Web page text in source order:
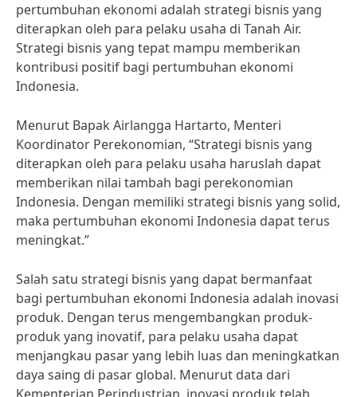
pertumbuhan ekonomi adalah strategi bisnis yang
diterapkan oleh para pelaku usaha di Tanah Air.
Strategi bisnis yang tepat mampu memberikan
kontribusi positif bagi pertumbuhan ekonomi
Indonesia.
Menurut Bapak Airlangga Hartarto, Menteri
Koordinator Perekonomian, “Strategi bisnis yang
diterapkan oleh para pelaku usaha haruslah dapat
memberikan nilai tambah bagi perekonomian
Indonesia. Dengan memiliki strategi bisnis yang solid,
maka pertumbuhan ekonomi Indonesia dapat terus
meningkat.”
Salah satu strategi bisnis yang dapat bermanfaat
bagi pertumbuhan ekonomi Indonesia adalah inovasi
produk. Dengan terus mengembangkan produk-
produk yang inovatif, para pelaku usaha dapat
menjangkau pasar yang lebih luas dan meningkatkan
daya saing di pasar global. Menurut data dari